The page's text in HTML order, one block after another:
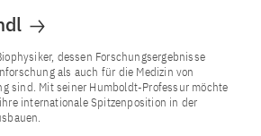
dessen Forschungsergebnisse
als auch für die Medizin von
sind. Mit seiner Humboldt-Professur möchte
internationale Spitzenposition in der